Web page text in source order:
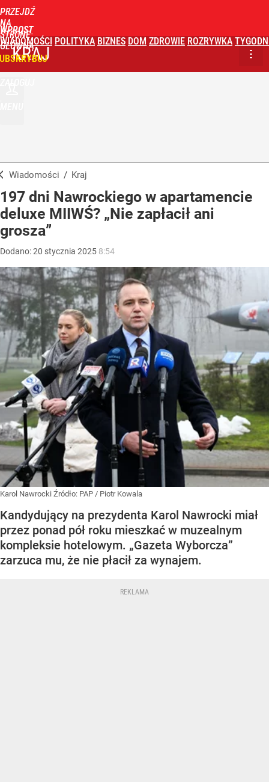
PRZEJDŹ
NA
STRONĘ
GŁÓWNĄ
WPROST
WIADOMOŚCI POLITYKA BIZNES DOM ZDROWIE ROZRYWKA
KRAJ
Wiadomości / Kraj
197 dni Nawrockiego w apartamencie
deluxe MIIWŚ? „Nie zapłacił ani
grosza”
Dodano:20 stycznia 2025 8:54
Karol Nawrocki Źródło: PAP / Piotr Kowala
Kandydujący na prezydenta Karol Nawrocki miał
przez ponad pół roku mieszkać w muzealnym
kompleksie hotelowym. „Gazeta Wyborcza”
zarzuca mu, że nie płacił za wynajem.